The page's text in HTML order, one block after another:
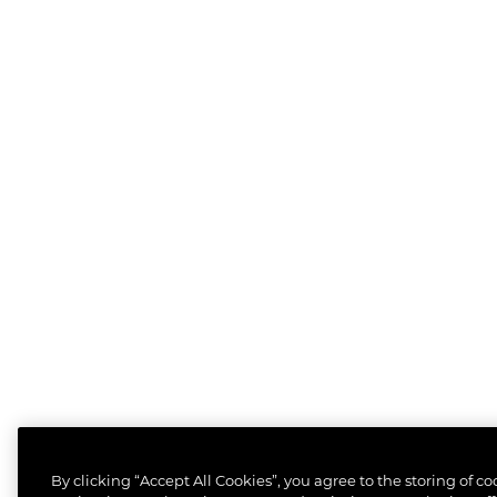
By clicking “Accept All Cookies”, you agree to the storing of